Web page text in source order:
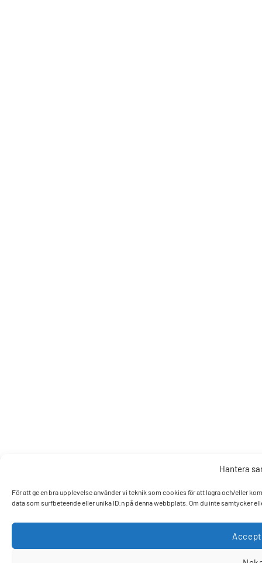
Hantera
För att ge en bra upplevelse använder vi teknik som cookies för att lagra och/eller
data som surfbeteende eller unika ID:n på denna webbplats. Om du inte samtycker